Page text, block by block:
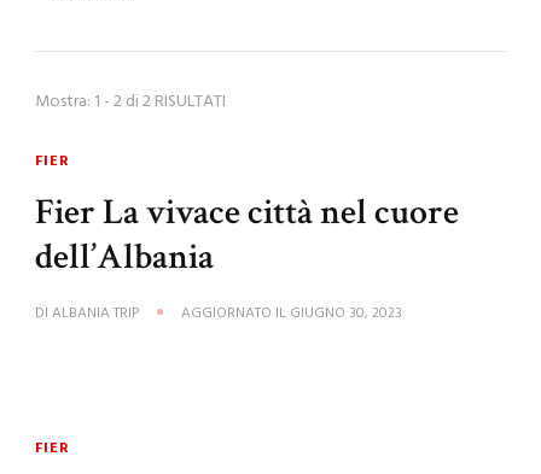
Mostra: 1 - 2 di 2 RISULTATI
FIER
Fier La vivace città nel cuore
dell’Albania
DI ALBANIA TRIP AGGIORNATO IL GIUGNO 30, 2023
FIER